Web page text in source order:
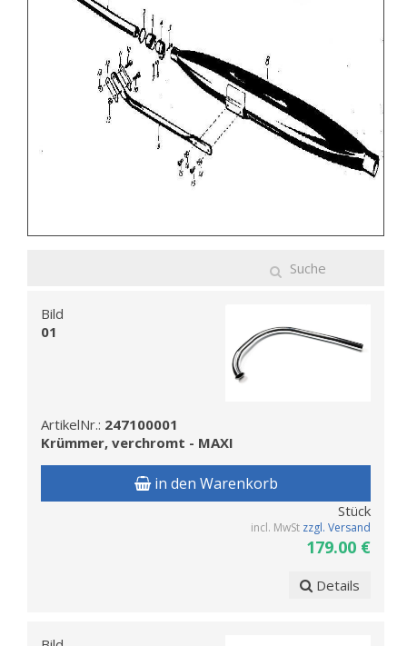
Bild
01
ArtikelNr.: 247100001
Krümmer, verchromt - MAXI
in den Warenkorb
Stück
incl. MwSt zzgl. Versand
179.00 €
Details